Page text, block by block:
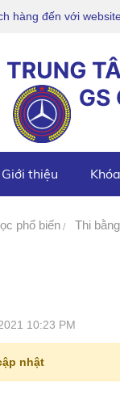
hàng đến với
Giới thiệu
phổ biến Thi
10:23 PM
nhật